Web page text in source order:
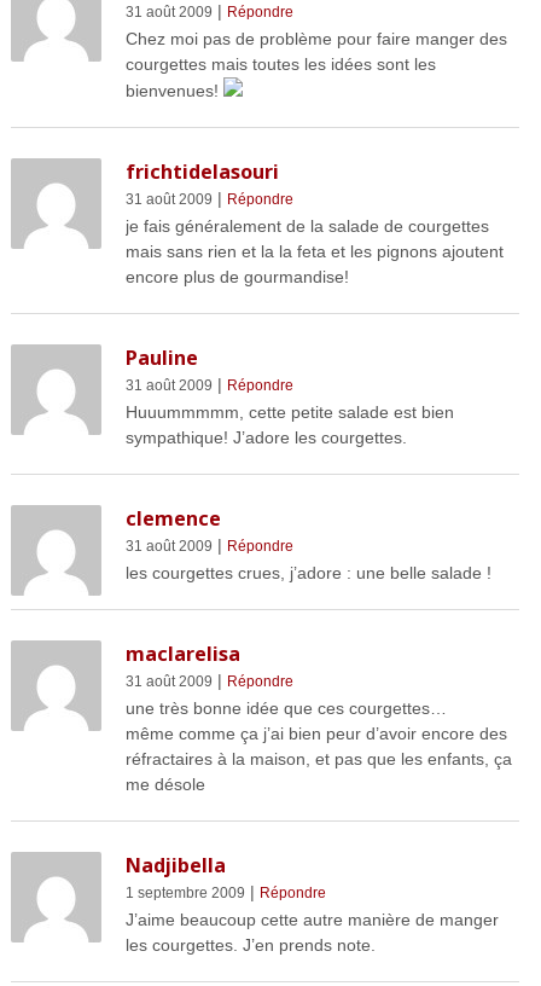
31 août 2009 | Répondre
Chez moi pas de problème pour faire manger des
courgettes mais toutes les idées sont les
bienvenues!
frichtidelasouri
31 août 2009 | Répondre
je fais généralement de la salade de courgettes
mais sans rien et la la feta et les pignons ajoutent
encore plus de gourmandise!
Pauline
31 août 2009 | Répondre
Huuummmmm, cette petite salade est bien
sympathique! J’adore les courgettes.
clemence
31 août 2009 | Répondre
les courgettes crues, j’adore : une belle salade !
maclarelisa
31 août 2009 | Répondre
une très bonne idée que ces courgettes…
même comme ça j’ai bien peur d’avoir encore des
réfractaires à la maison, et pas que les enfants, ça
me désole
Nadjibella
1 septembre 2009 | Répondre
J’aime beaucoup cette autre manière de manger
les courgettes. J’en prends note.